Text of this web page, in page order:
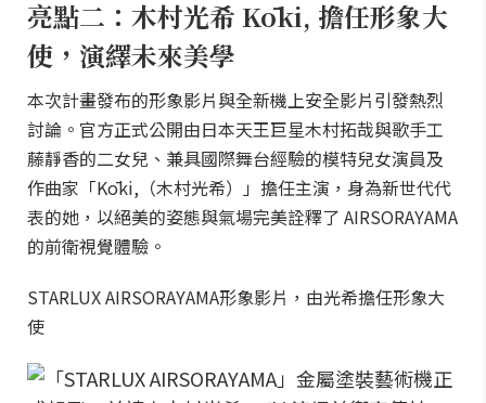
亮點二：木村光希 Kōki, 擔任形象大
使，演繹未來美學
本次計畫發布的形象影片與全新機上安全影片引發熱烈
討論。官方正式公開由日本天王巨星木村拓哉與歌手工
藤靜香的二女兒、兼具國際舞台經驗的模特兒女演員及
作曲家「Kōki,（木村光希）」擔任主演，身為新世代代
表的她，以絕美的姿態與氣場完美詮釋了 AIRSORAYAMA
的前衛視覺體驗。
STARLUX AIRSORAYAMA形象影片，由光希擔任形象大
使